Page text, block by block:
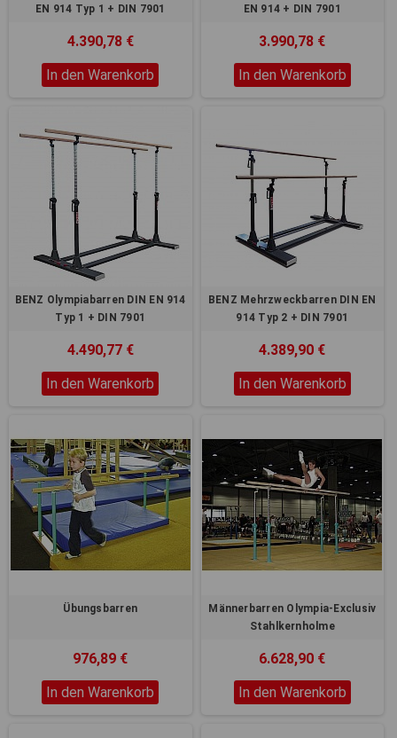
Einstellungen anzupassen.
EN 914 Typ 1 + DIN 7901
4.390,78 €
In den Warenkorb
EN 914 + DIN 7901
3.990,78 €
In den Warenkorb
BENZ Olympiabarren DIN EN 914
Typ 1 + DIN 7901
4.490,77 €
In den Warenkorb
BENZ Mehrzweckbarren DIN EN
914 Typ 2 + DIN 7901
4.389,90 €
In den Warenkorb
Übungsbarren
976,89 €
In den Warenkorb
Männerbarren Olympia-Exclusiv
Stahlkernholme
6.628,90 €
In den Warenkorb